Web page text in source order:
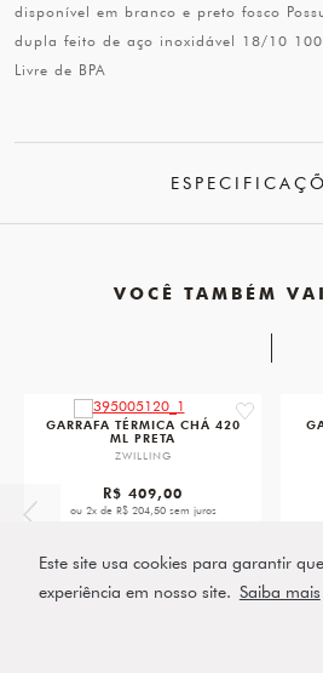
Este site usa cookies para garantir
experiência em nosso site. Saiba mais
disponível em branco e preto fosco
dupla feito de aço inoxidável 18/10
Livre de BPA
VOCÊ TAMBÉM
favorite
GARRAFA TÉRMICA CHÁ 420
ML PRETA
ZWILLING
R$ 409,00
ou 2x de R$ 204,50 sem juros
VER PRODUTO